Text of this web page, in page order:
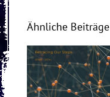
Ähnliche Beiträge